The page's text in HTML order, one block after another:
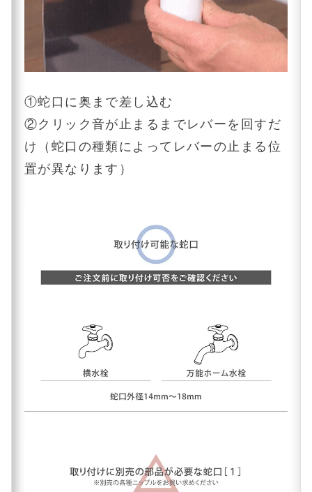
①蛇口に奥まで差し込む
②クリック音が止まるまでレバーを回すだ
け（蛇口の種類によってレバーの止まる位
置が異なります）